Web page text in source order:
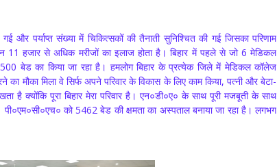
और पर्याप्त संख्या में चिकित्सकों की तैनाती सुनिश्चित की गई जिसका परिणाम
हजार से अधिक मरीजों का इलाज होता है। बिहार में पहले से जो 6 मेडिकल
बेड का किया जा रहा है। हमलोग बिहार के प्रत्येक जिले में मेडिकल कॉलेज
मौका मिला वे सिर्फ अपने परिवार के विकास के लिए काम किया, पत्नी और बेटा-
है क्योंकि पूरा बिहार मेरा परिवार है। एन०डी०ए० के साथ पूरी मजबूती के साथ
को 5462 बेड की क्षमता का अस्पताल बनाया जा रहा है। लगभग